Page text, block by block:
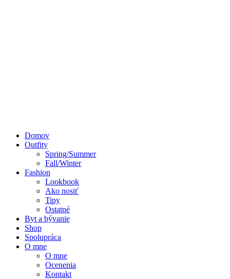
Domov
Outfity
Spring/Summer
Fall/Winter
Fashion
Lookbook
Ako nosiť
Tipy
Ostatné
Byt a bývanie
Shop
Spolupráca
O mne
O mne
Ocenenia
Kontakt